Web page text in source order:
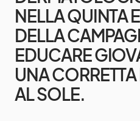
NELLA QUINTA
DELLA
EDUCARE
UNA
AL SOLE.